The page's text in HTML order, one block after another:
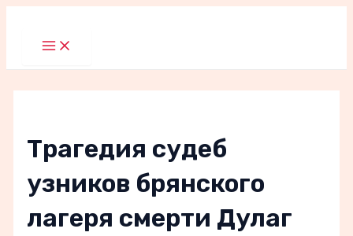
Main
Menu
Трагедия судеб
узников брянского
лагеря смерти Дулаг